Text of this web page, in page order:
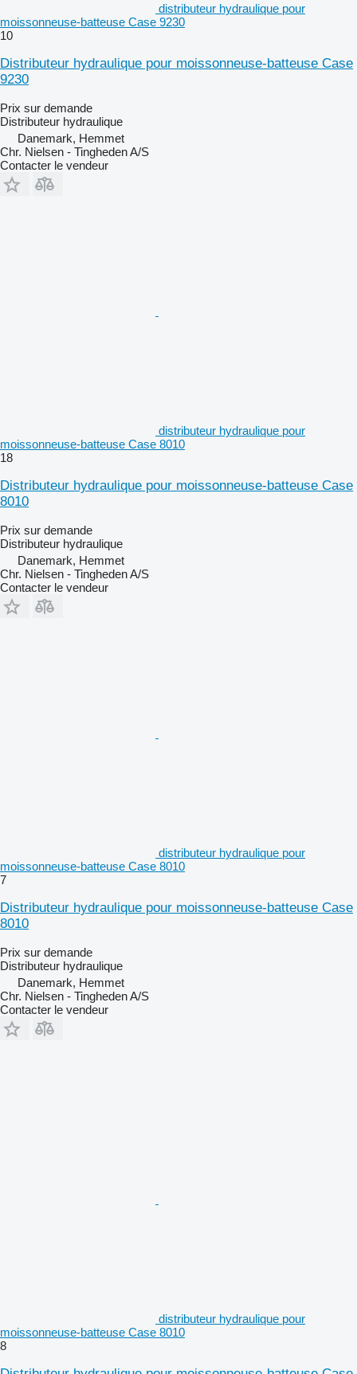
distributeur hydraulique pour
moissonneuse-batteuse Case 9230
10
Distributeur hydraulique pour moissonneuse-batteuse Case
9230
Prix sur demande
Distributeur hydraulique
Danemark, Hemmet
Chr. Nielsen - Tingheden A/S
Contacter le vendeur
distributeur hydraulique pour
moissonneuse-batteuse Case 8010
18
Distributeur hydraulique pour moissonneuse-batteuse Case
8010
Prix sur demande
Distributeur hydraulique
Danemark, Hemmet
Chr. Nielsen - Tingheden A/S
Contacter le vendeur
distributeur hydraulique pour
moissonneuse-batteuse Case 8010
7
Distributeur hydraulique pour moissonneuse-batteuse Case
8010
Prix sur demande
Distributeur hydraulique
Danemark, Hemmet
Chr. Nielsen - Tingheden A/S
Contacter le vendeur
distributeur hydraulique pour
moissonneuse-batteuse Case 8010
8